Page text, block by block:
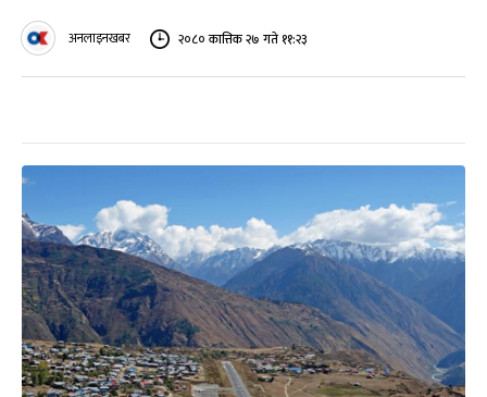
अनलाइनखबर २०८० कात्तिक २७ गते ११:२३